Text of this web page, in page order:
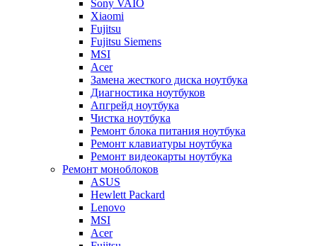
Sony VAIO
Xiaomi
Fujitsu
Fujitsu Siemens
MSI
Acer
Замена жесткого диска ноутбука
Диагностика ноутбуков
Апгрейд ноутбука
Чистка ноутбука
Ремонт блока питания ноутбука
Ремонт клавиатуры ноутбука
Ремонт видеокарты ноутбука
Ремонт моноблоков
ASUS
Hewlett Packard
Lenovo
MSI
Acer